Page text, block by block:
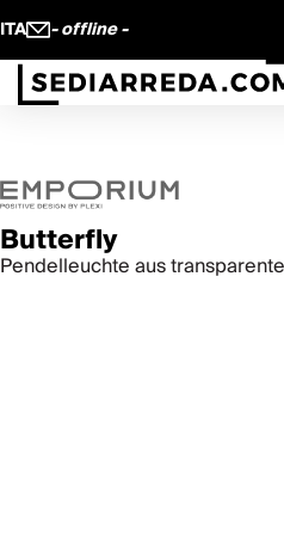
ITA - offline -
Butterfly
Pendelleuchte aus